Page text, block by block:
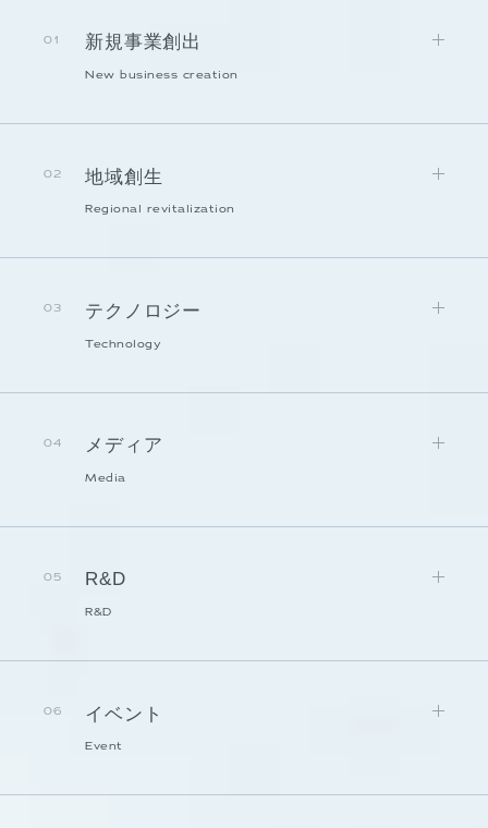
01 新規事業創出
New business creation
02 地域創生
Regional revitalization
03 テクノロジー
Technology
04 メディア
Media
05 R&D
R&D
06 イベント
Event